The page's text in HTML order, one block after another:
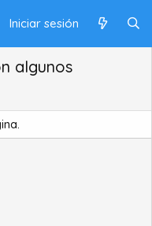
Iniciar sesión
algunos